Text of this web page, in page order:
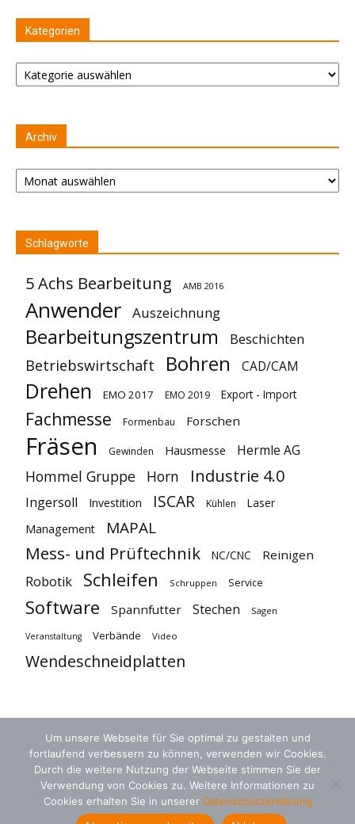
Kategorien
Kategorien
Archiv
Archiv
Schlagworte
5 Achs Bearbeitung AMB 2016
Anwender Auszeichnung
Bearbeitungszentrum Beschichten
Betriebswirtschaft Bohren CAD/CAM
Drehen EMO 2017 EMO 2019 Export - Import
Fachmesse Formenbau Forschen
Fräsen Gewinden Hausmesse Hermle AG
Hommel Gruppe Horn Industrie 4.0
Ingersoll Investition ISCAR Kühlen
Laser
Management
MAPAL
Mess- und Prüftechnik NC/CNC Reinigen
Robotik Schleifen Schruppen Service
Software Spannfutter Stechen Sägen
Veranstaltung Verbände Video
Wendeschneidplatten
AGB Datenschutz Kontakt
Um unsere Webseite für Sie optimal zu gestalten und
fortlaufend verbessern zu können, verwenden wir Cookies.
Durch die weitere Nutzung der Webseite stimmen Sie der
Verwendung von Cookies zu. Weitere Informationen zu
Cookies erhalten Sie in unserer Datenschutzerklärung